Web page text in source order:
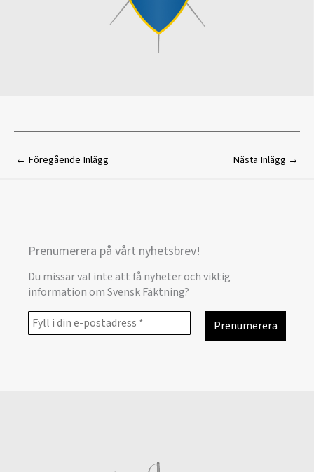
← Föregående Inlägg Nästa Inlägg →
Prenumerera på vårt nyhetsbrev!
Du missar väl inte att få nyheter och viktig
information om Svensk Fäktning?